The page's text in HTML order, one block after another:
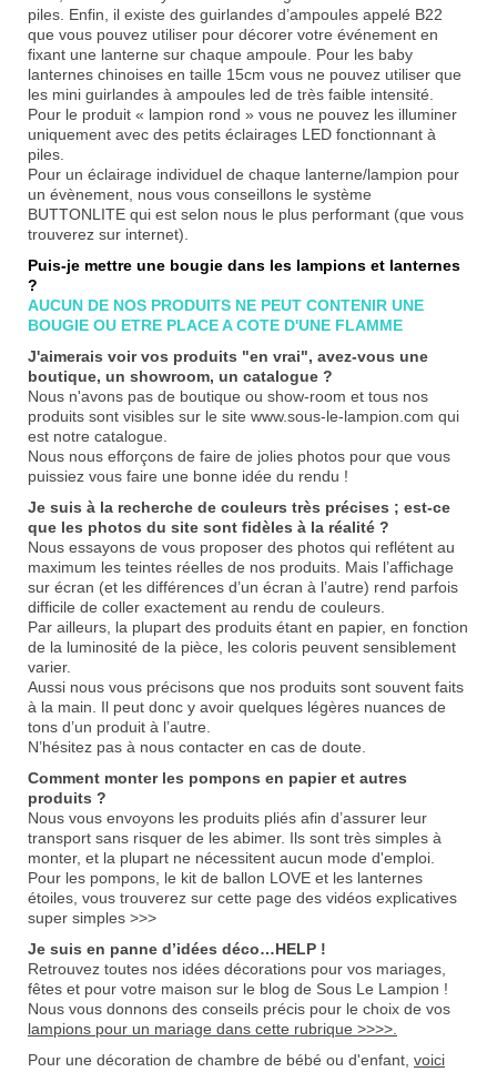
piles. Enfin, il existe des guirlandes d’ampoules appelé B22
que vous pouvez utiliser pour décorer votre événement en
fixant une lanterne sur chaque ampoule. Pour les baby
lanternes chinoises en taille 15cm vous ne pouvez utiliser que
les mini guirlandes à ampoules led de très faible intensité.
Pour le produit « lampion rond » vous ne pouvez les illuminer
uniquement avec des petits éclairages LED fonctionnant à
piles.
Pour un éclairage individuel de chaque lanterne/lampion pour
un évènement, nous vous conseillons le système
BUTTONLITE qui est selon nous le plus performant (que vous
trouverez sur internet).
Puis-je mettre une bougie dans les lampions et lanternes
?
AUCUN DE NOS PRODUITS NE PEUT CONTENIR UNE
BOUGIE OU ETRE PLACE A COTE D'UNE FLAMME
J'aimerais voir vos produits "en vrai", avez-vous une
boutique, un showroom, un catalogue ?
Nous n'avons pas de boutique ou show-room et tous nos
produits sont visibles sur le site www.sous-le-lampion.com qui
est notre catalogue.
Nous nous efforçons de faire de jolies photos pour que vous
puissiez vous faire une bonne idée du rendu !
Je suis à la recherche de couleurs très précises ; est-ce
que les photos du site sont fidèles à la réalité ?
Nous essayons de vous proposer des photos qui reflétent au
maximum les teintes réelles de nos produits. Mais l’affichage
sur écran (et les différences d’un écran à l’autre) rend parfois
difficile de coller exactement au rendu de couleurs.
Par ailleurs, la plupart des produits étant en papier, en fonction
de la luminosité de la pièce, les coloris peuvent sensiblement
varier.
Aussi nous vous précisons que nos produits sont souvent faits
à la main. Il peut donc y avoir quelques légères nuances de
tons d’un produit à l’autre.
N’hésitez pas à nous contacter en cas de doute.
Comment monter les pompons en papier et autres
produits ?
Nous vous envoyons les produits pliés afin d’assurer leur
transport sans risquer de les abimer. Ils sont très simples à
monter, et la plupart ne nécessitent aucun mode d'emploi.
Pour les pompons, le kit de ballon LOVE et les lanternes
étoiles, vous trouverez sur cette page des vidéos explicatives
super simples >>>
Je suis en panne d’idées déco…HELP !
Retrouvez toutes nos idées décorations pour vos mariages,
fêtes et pour votre maison sur le blog de Sous Le Lampion !
Nous vous donnons des conseils précis pour le choix de vos
lampions pour un mariage dans cette rubrique >>>>.
Pour une décoration de chambre de bébé ou d'enfant, voici